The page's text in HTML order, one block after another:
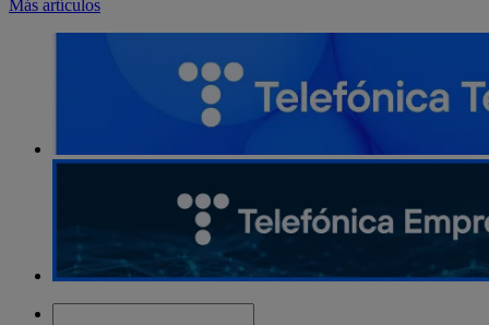
entradas
Más artículos